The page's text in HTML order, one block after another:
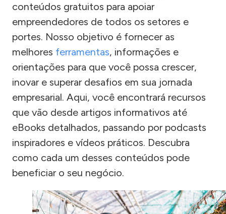
conteúdos gratuitos para apoiar
empreendedores de todos os setores e
portes. Nosso objetivo é fornecer as
melhores ferramentas, informações e
orientações para que você possa crescer,
inovar e superar desafios em sua jornada
empresarial. Aqui, você encontrará recursos
que vão desde artigos informativos até
eBooks detalhados, passando por podcasts
inspiradores e vídeos práticos. Descubra
como cada um desses conteúdos pode
beneficiar o seu negócio.